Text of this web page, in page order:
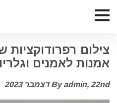
צילום רפרודוקציות
אמנות לאמנים
By admin, 22nd דצמבר 2023